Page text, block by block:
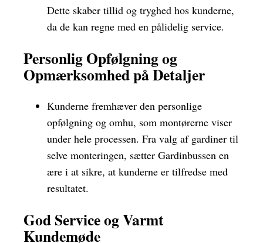
Dette skaber tillid og tryghed hos kunderne,
da de kan regne med en pålidelig service.
Personlig Opfølgning og
Opmærksomhed på Detaljer
Kunderne fremhæver den personlige
opfølgning og omhu, som montørerne viser
under hele processen. Fra valg af gardiner til
selve monteringen, sætter Gardinbussen en
ære i at sikre, at kunderne er tilfredse med
resultatet.
God Service og Varmt
Kundemøde